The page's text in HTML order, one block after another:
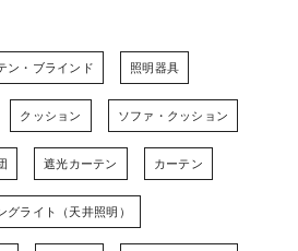
ン・ブラインド 照明器具
クッション ソファ・クッション
遮光カーテン カーテン
グライト（天井照明）